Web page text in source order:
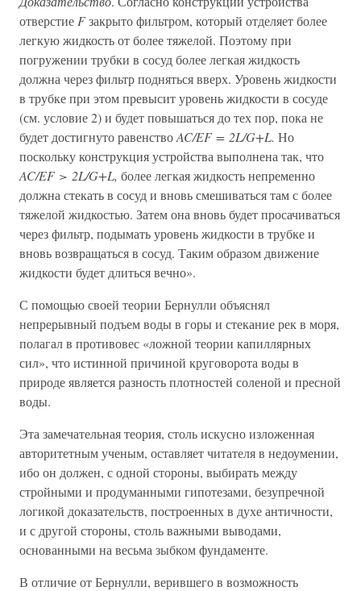
отверстие Fзакрыто фильтром, который отделяет более
легкую жидкость от более тяжелой. Поэтому при
погружении трубки в сосуд более легкая жидкость
должна через фильтр подняться вверх. Уровень жидкости
в трубке при этом превысит уровень жидкости в сосуде
(см. условие 2) и будет повышаться до тех пор, пока не
будет достигнуто равенствоAC/EF = 2L/G+L. Но
поскольку конструкция устройства выполнена так, что
AC/EF > 2L/G+L, более легкая жидкость непременно
должна стекать в сосуд и вновь смешиваться там с более
тяжелой жидкостью. Затем она вновь будет просачиваться
через фильтр, подымать уровень жидкости в трубке и
вновь возвращаться в сосуд. Таким образом движение
жидкости будет длиться вечно».
С помощью своей теории Бернулли объяснял
непрерывный подъем воды в горы и стекание рек в моря,
полагал в противовес «ложной теории капиллярных
сил», что истинной причиной круговорота воды в
природе является разность плотностей соленой и пресной
воды.
Эта замечательная теория, столь искусно изложенная
авторитетным ученым, оставляет читателя в недоумении,
ибо он должен, с одной стороны, выбирать между
стройными и продуманными гипотезами, безупречной
логикой доказательств, построенных в духе античности,
и с другой стороны, столь важными выводами,
основанными на весьма зыбком фундаменте.
В отличие от Бернулли, верившего в возможность